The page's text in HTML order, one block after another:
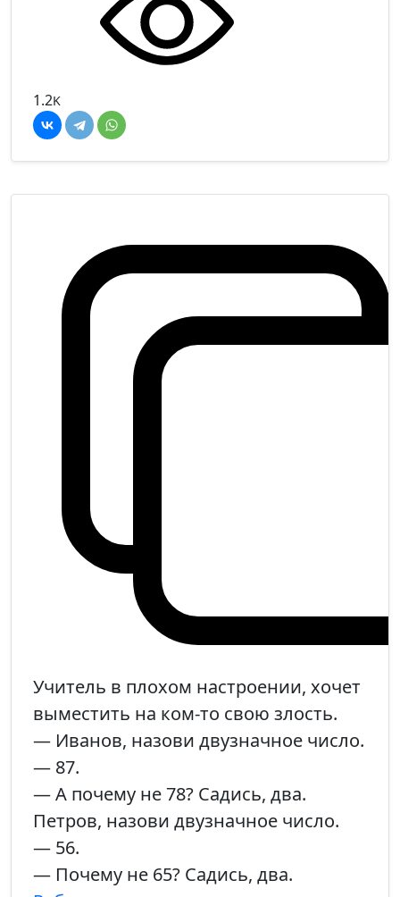
1.2K
Учитель в плохом настроении, хочет
выместить на ком-то свою злость.
— Иванов, назови двузначное число.
— 87.
— А почему не 78? Садись, два.
Петров, назови двузначное число.
— 56.
— Почему не 65? Садись, два.